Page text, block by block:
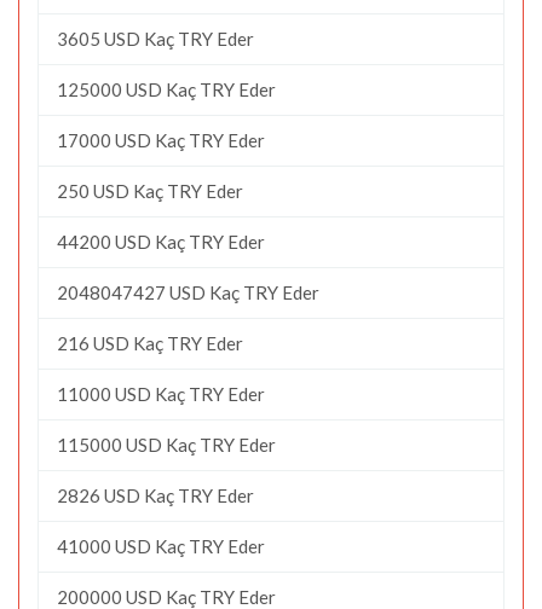
3605 USD Kaç TRY Eder
125000 USD Kaç TRY Eder
17000 USD Kaç TRY Eder
250 USD Kaç TRY Eder
44200 USD Kaç TRY Eder
2048047427 USD Kaç TRY Eder
216 USD Kaç TRY Eder
11000 USD Kaç TRY Eder
115000 USD Kaç TRY Eder
2826 USD Kaç TRY Eder
41000 USD Kaç TRY Eder
200000 USD Kaç TRY Eder